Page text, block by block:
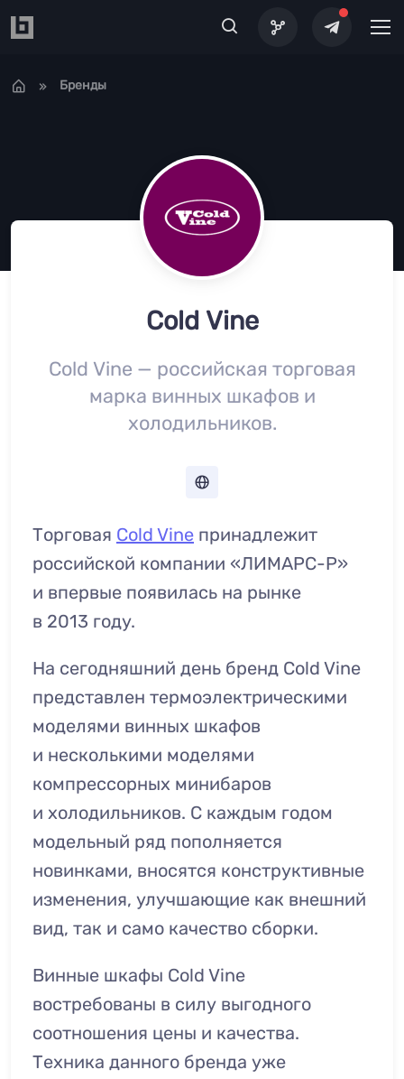
Бренды
Cold Vine
Cold Vine — российская торговая
марка винных шкафов и
холодильников.
Торговая Cold Vine принадлежит
российской компании «ЛИМАРС-Р»
и впервые появилась на рынке
в 2013 году.
На сегодняшний день бренд Cold Vine
представлен термоэлектрическими
моделями винных шкафов
и несколькими моделями
компрессорных минибаров
и холодильников. С каждым годом
модельный ряд пополняется
новинками, вносятся конструктивные
изменения, улучшающие как внешний
вид, так и само качество сборки.
Винные шкафы Cold Vine
востребованы в силу выгодного
соотношения цены и качества.
Техника данного бренда уже